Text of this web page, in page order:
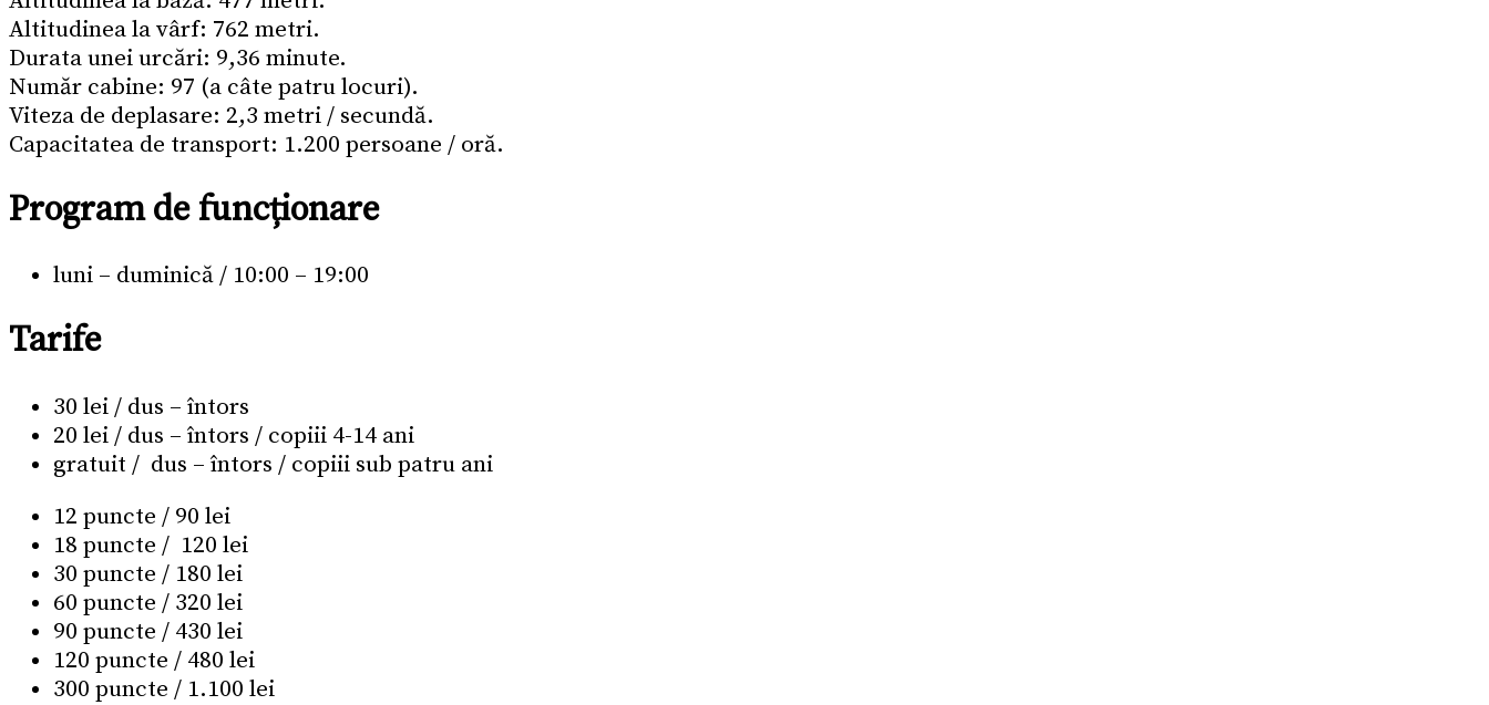
Altitudinea la vârf: 762 metri.
Durata unei urcări: 9,36 minute.
Număr cabine: 97 (a câte patru locuri).
Viteza de deplasare: 2,3 metri / secundă.
Capacitatea de transport: 1.200 persoane / oră.
Program de funcționare
luni – duminică / 10:00 – 19:00
Tarife
30 lei / dus – întors
20 lei / dus – întors / copiii 4-14 ani
gratuit / dus – întors / copiii sub patru ani
12 puncte / 90 lei
18 puncte / 120 lei
30 puncte / 180 lei
60 puncte / 320 lei
90 puncte / 430 lei
120 puncte / 480 lei
300 puncte / 1.100 lei